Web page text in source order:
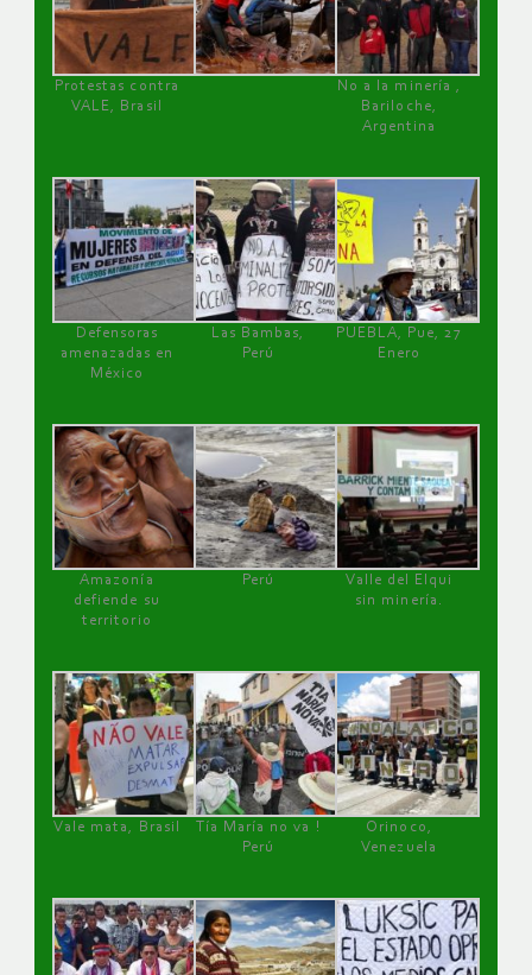
Protestas contra
VALE, Brasil
No a la minería ,
Bariloche,
Argentina
Defensoras
amenazadas en
México
Las Bambas,
Perú
PUEBLA, Pue, 27
Enero
Amazonía
defiende su
territorio
Perú
Valle del Elqui
sin minería.
Vale mata, Brasil
Tía María no va !
Perú
Orinoco,
Venezuela